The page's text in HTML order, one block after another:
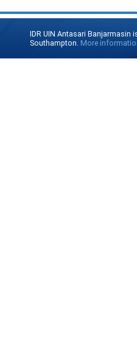
IDR UIN Antasari Banjarmasin
Southampton. More